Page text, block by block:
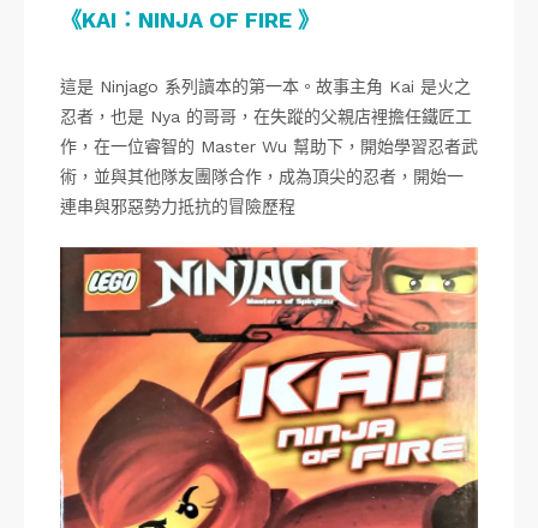
《KAI：NINJA OF FIRE 》
這是 Ninjago 系列讀本的第一本。故事主角 Kai 是火之
忍者，也是 Nya 的哥哥，在失蹤的父親店裡擔任鐵匠工
作，在一位睿智的 Master Wu 幫助下，開始學習忍者武
術，並與其他隊友團隊合作，成為頂尖的忍者，開始一
連串與邪惡勢力抵抗的冒險歷程